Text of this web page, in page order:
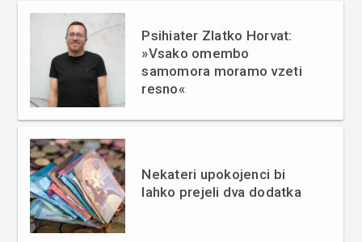
Psihiater Zlatko Horvat:
»Vsako omembo
samomora moramo vzeti
resno«
Nekateri upokojenci bi
lahko prejeli dva dodatka